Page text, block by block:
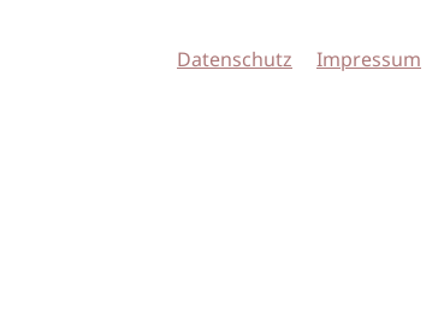
Datenschutz Impressum